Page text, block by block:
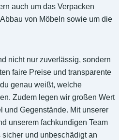
auch um das Verpacken
von Möbeln sowie um die
nicht nur zuverlässig, sondern
faire Preise und transparente
genau weißt, welche
Zudem legen wir großen Wert
und Gegenstände. Mit unserer
unserem fachkundigen Team
und unbeschädigt an